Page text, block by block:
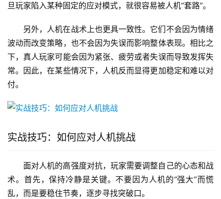
旦玩家陷入某种固定的应对模式，就很容易被人机“套路”。
另外，人机在战术上也更具一致性。它们不会因为情绪
波动而改变策略，也不会因为失误而影响整体表现。相比之
下，真人玩家可能会因为紧张、疲劳或者失误而导致发挥失
常。因此，在某些情况下，人机反而显得更加稳定和难以对
付。
实战技巧：如何应对人机挑战
面对人机的高强度对抗，玩家需要调整自己的心态和战
术。首先，保持冷静是关键。不要因为人机的“强大”而慌
乱，而是要稳住节奏，逐步寻找突破口。